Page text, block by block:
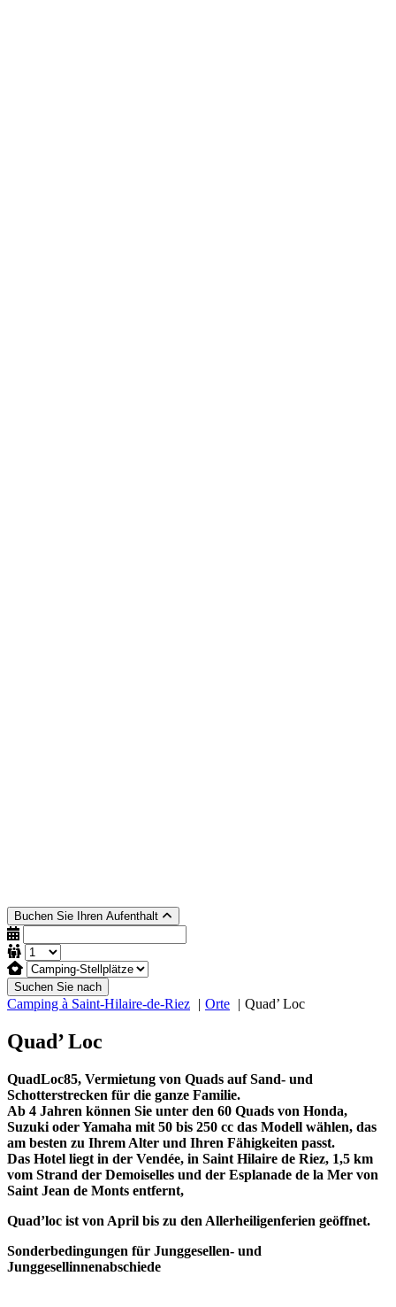
Buchen Sie Ihren Aufenthalt
Suchen Sie nach
Camping à Saint-Hilaire-de-Riez Orte Quad’ Loc
Quad’ Loc
QuadLoc85, Vermietung von Quads auf Sand- und
Schotterstrecken für die ganze Familie.
Ab 4 Jahren können Sie unter den 60 Quads von Honda,
Suzuki oder Yamaha mit 50 bis 250 cc das Modell wählen, das
am besten zu Ihrem Alter und Ihren Fähigkeiten passt.
Das Hotel liegt in der Vendée, in Saint Hilaire de Riez, 1,5 km
vom Strand der Demoiselles und der Esplanade de la Mer von
Saint Jean de Monts entfernt,
Quad’loc ist von April bis zu den Allerheiligenferien geöffnet.
Sonderbedingungen für Junggesellen- und
Junggesellinnenabschiede